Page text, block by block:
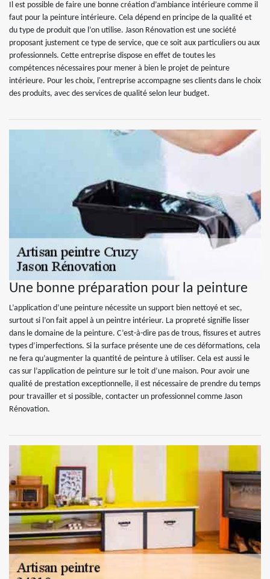
Il est possible de faire une bonne création d’ambiance intérieure comme il
faut pour la peinture intérieure. Cela dépend en principe de la qualité et
du type de produit que l’on utilise. Jason Rénovation est une société
proposant justement ce type de service, que ce soit aux particuliers ou aux
professionnels. Cette entreprise dispose en effet de toutes les
compétences nécessaires pour mener à bien le projet de peinture
intérieure. Pour les choix, l'entreprise accompagne ses clients dans le choix
des produits, avec des services de qualité selon leur budget.
Une bonne préparation pour la peinture
L’application d’une peinture nécessite un support bien nettoyé et sec,
surtout si l’on fait appel à un peintre intérieur. La propreté signifie lisser
dans le domaine de la peinture. C’est-à-dire pas de trous, fissures et autres
types d’imperfections. Si la surface présente une de ces déformations, cela
ne fera qu’augmenter la quantité de peinture à utiliser. Cela est aussi le
cas sur l’application de peinture sur le toit d’une maison. Pour avoir une
qualité de prestation exceptionnelle, il est nécessaire de prendre du temps
pour travailler et si possible, contacter un professionnel comme Jason
Rénovation.